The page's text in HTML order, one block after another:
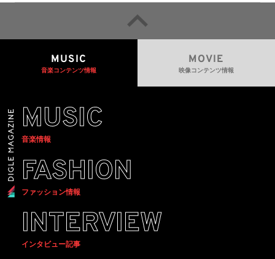
MUSIC
音楽コンテンツ情報
MOVIE
映像コンテンツ情報
MUSIC
音楽情報
FASHION
ファッション情報
INTERVIEW
インタビュー記事